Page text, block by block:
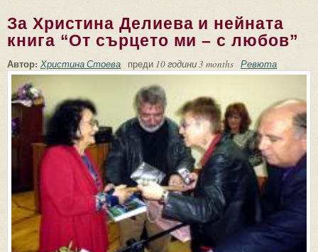
За Христина Делиева и нейната
книга “От сърцето ми – с любов”
Автор: Христина Стоева преди 10 години 3 months Ревюта